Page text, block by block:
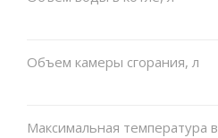
Объем камеры сгорания, л
Максимальная температура в